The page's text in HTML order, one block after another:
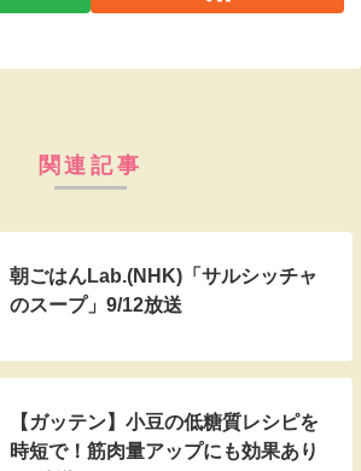
関連記事
朝ごはんLab.(NHK)「サルシッチャ
のスープ」9/12放送
【ガッテン】小豆の低糖質レシピを
時短で！筋肉量アップにも効果あり